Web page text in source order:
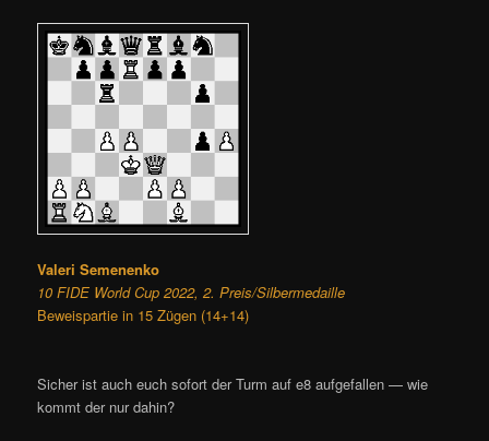
Valeri Semenenko
10 FIDE World Cup 2022, 2. Preis/Silbermedaille
Beweispartie in 15 Zügen (14+14)
Sicher ist auch euch sofort der Turm auf e8 aufgefallen — wie
kommt der nur dahin?